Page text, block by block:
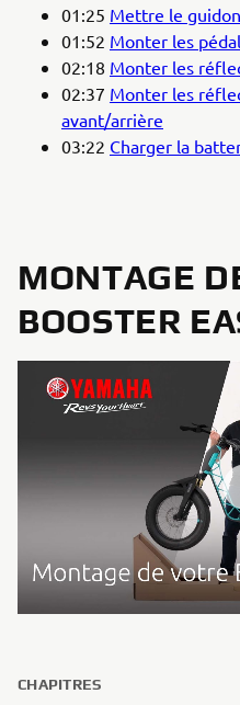
01:25 Mettre le
01:52 Monter les
02:18 Monter les
02:37 Monter les
avant/arrière
03:22 Charger la
MONTAGE
BOOSTER
CHAPITRES